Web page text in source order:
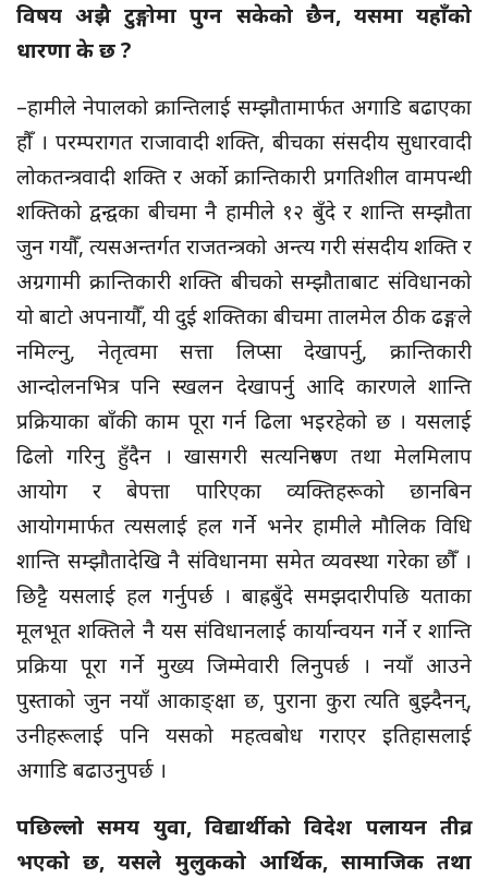
विषय अझै टुङ्गोमा पुग्न सकेको छैन, यसमा यहाँको
धारणा के छ ?
–हामीले नेपालको क्रान्तिलाई सम्झौतामार्फत अगाडि बढाएका
हौँ । परम्परागत राजावादी शक्ति, बीचका संसदीय सुधारवादी
लोकतन्त्रवादी शक्ति र अर्को क्रान्तिकारी प्रगतिशील वामपन्थी
शक्तिको द्वन्द्वका बीचमा नै हामीले १२ बुँदे र शान्ति सम्झौता
जुन गयौँ, त्यसअन्तर्गत राजतन्त्रको अन्त्य गरी संसदीय शक्ति र
अग्रगामी क्रान्तिकारी शक्ति बीचको सम्झौताबाट संविधानको
यो बाटो अपनायौँ, यी दुई शक्तिका बीचमा तालमेल ठीक ढङ्गले
नमिल्नु, नेतृत्वमा सत्ता लिप्सा देखापर्नु, क्रान्तिकारी
आन्दोलनभित्र पनि स्खलन देखापर्नु आदि कारणले शान्ति
प्रक्रियाका बाँकी काम पूरा गर्न ढिला भइरहेको छ । यसलाई
ढिलो गरिनु हुँदैन । खासगरी सत्यनिरुपण तथा मेलमिलाप
आयोग र बेपत्ता पारिएका व्यक्तिहरूको छानबिन
आयोगमार्फत त्यसलाई हल गर्ने भनेर हामीले मौलिक विधि
शान्ति सम्झौतादेखि नै संविधानमा समेत व्यवस्था गरेका छौँ ।
छिट्टै यसलाई हल गर्नुपर्छ । बाह्रबुँदे समझदारीपछि यताका
मूलभूत शक्तिले नै यस संविधानलाई कार्यान्वयन गर्ने र शान्ति
प्रक्रिया पूरा गर्ने मुख्य जिम्मेवारी लिनुपर्छ । नयाँ आउने
पुस्ताको जुन नयाँ आकाङ्क्षा छ, पुराना कुरा त्यति बुझ्दैनन्,
उनीहरूलाई पनि यसको महत्वबोध गराएर इतिहासलाई
अगाडि बढाउनुपर्छ ।
पछिल्लो समय युवा, विद्यार्थीको विदेश पलायन तीव्र
भएको छ, यसले मुलुकको आर्थिक, सामाजिक तथा